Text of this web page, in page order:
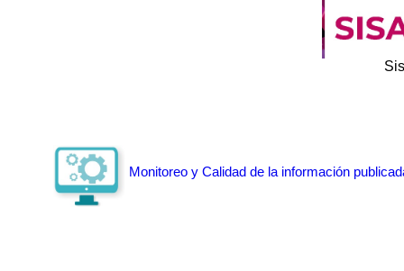
Monitoreo y Calidad de la información